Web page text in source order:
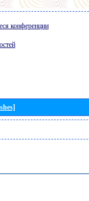
конференции